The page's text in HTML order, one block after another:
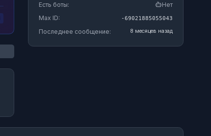
Есть боты:
Нет
Max ID:
-69021885055043
Последнее сообщение: 8 месяцев назад